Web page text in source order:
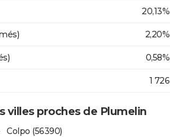
20,13%
2,20%
0,58%
1 726
villes proches de Plumelin
Colpo (56390)